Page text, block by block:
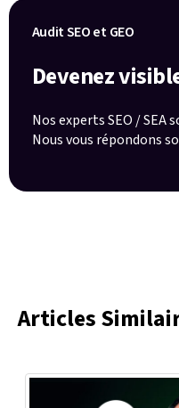
Audit SEO et GEO
Devenez
Nos experts SEO /
Nous vous répondons
Articles